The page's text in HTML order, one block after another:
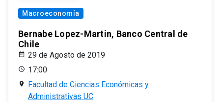
Macroeconomía
Bernabe Lopez-Martin, Banco Central de
Chile
29 de Agosto de 2019
17:00
Facultad de Ciencias Económicas y
Administrativas UC